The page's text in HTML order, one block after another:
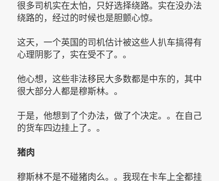
很多司机实在太怕，只好选择绕路。实在没办法
绕路的，经过的时候也是胆颤心惊。
这天，一个英国的司机估计被这些人扒车搞得有
心理阴影了，实在受不了。。
他心想，这些非法移民大多数都是中东的，其中
很大部分人都是穆斯林。。
于是，他想到了个办法，做了个决定。。在自己
的货车四边挂上了。。
猪肉
穆斯林不是不碰猪肉么。。我现在卡车上全都挂